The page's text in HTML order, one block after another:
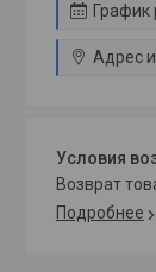
График
Адрес
возврат
Подробнее